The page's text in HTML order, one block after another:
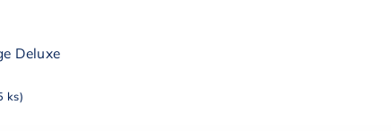
Deluxe
ks)